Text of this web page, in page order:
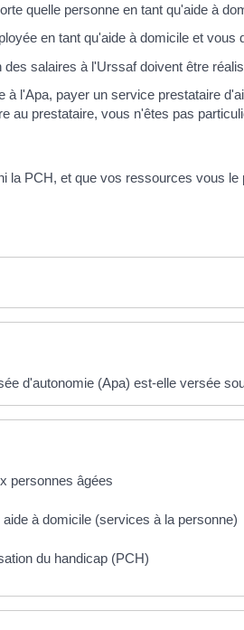
quelle personne en tant qu'aide à
en tant qu'aide à domicile et vous
salaires à l'Urssaf doivent être
à l'Apa, payer un service prestataire
au prestataire, vous n'êtes pas
la PCH, et que vos ressources vous
d'autonomie (Apa) est-elle versée
personnes âgées
à domicile (services à la personne)
du handicap (PCH)